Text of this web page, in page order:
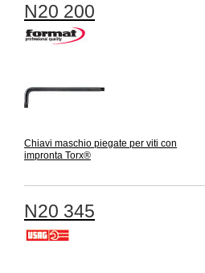
N20 200
Chiavi maschio piegate per viti con
impronta Torx®
N20 345